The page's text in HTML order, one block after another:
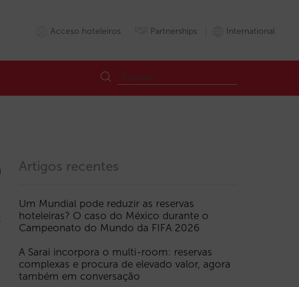
Acceso hoteleiros Partnerships International
UE UniãoEuropeia Visibilidade
Artigos recentes
Um Mundial pode reduzir as reservas
hoteleiras? O caso do México durante o
Campeonato do Mundo da FIFA 2026
A Sarai incorpora o multi-room: reservas
complexas e procura de elevado valor, agora
também em conversação